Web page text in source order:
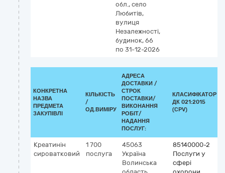
обл., село
Любитів,
вулиця
Незалежності,
будинок, 66
по 31-12-2026
КОНКРЕТНА
НАЗВА
ПРЕДМЕТА
ЗАКУПІВЛІ
КІЛЬКІСТЬ
/
ОД.ВИМІРУ
АДРЕСА
ДОСТАВКИ /
СТРОК
ПОСТАВКИ/
ВИКОНАННЯ
РОБІТ/
НАДАННЯ
ПОСЛУГ:
КЛАСИФІКАТОР
ДК 021:2015
(CPV)
Креатинін
сироватковий
1 700
послуга
45063
Україна
Волинська
85140000-2
Послуги у
сфері